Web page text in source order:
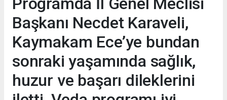
Başkanı Necdet Karaveli,
Kaymakam Ece’ye bundan
sonraki yaşamında sağlık,
huzur ve başarı dileklerini